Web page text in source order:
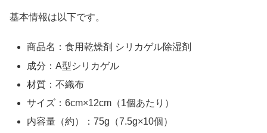
基本情報は以下です。
商品名：食用乾燥剤 シリカゲル除湿剤
成分：A型シリカゲル
材質：不織布
サイズ：6cm×12cm（1個あたり）
内容量（約）：75g（7.5g×10個）